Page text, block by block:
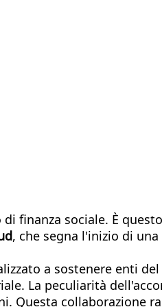
finanza sociale. È
, che segna l'inizio di
a sostenere enti
La peculiarità
Questa collaborazione